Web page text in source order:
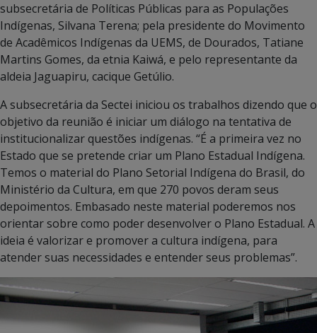
subsecretária de Políticas Públicas para as Populações
Indígenas, Silvana Terena; pela presidente do Movimento
de Acadêmicos Indígenas da UEMS, de Dourados, Tatiane
Martins Gomes, da etnia Kaiwá, e pelo representante da
aldeia Jaguapiru, cacique Getúlio.
A subsecretária da Sectei iniciou os trabalhos dizendo que o
objetivo da reunião é iniciar um diálogo na tentativa de
institucionalizar questões indígenas. “É a primeira vez no
Estado que se pretende criar um Plano Estadual Indígena.
Temos o material do Plano Setorial Indígena do Brasil, do
Ministério da Cultura, em que 270 povos deram seus
depoimentos. Embasado neste material poderemos nos
orientar sobre como poder desenvolver o Plano Estadual. A
ideia é valorizar e promover a cultura indígena, para
atender suas necessidades e entender seus problemas”.